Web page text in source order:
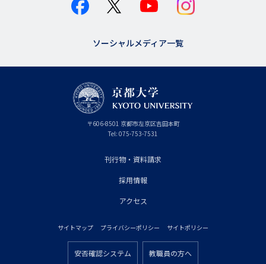
ソーシャルメディア一覧
〒606-8501 京
都
府
京都市左京区吉田本町
Tel: 075-753-7531
刊行物・資料請求
採用情報
アクセス
サイトマップ プライバシーポリシー サイトポリシー
安否確認システム 教職員の方へ